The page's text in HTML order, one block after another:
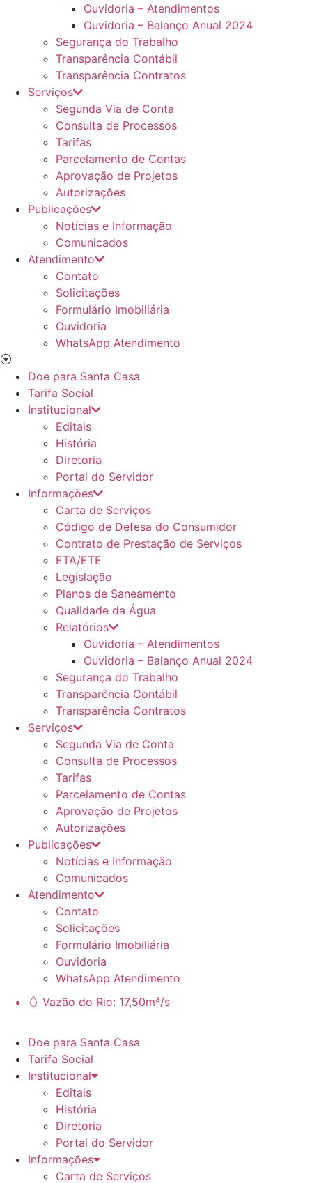
Ouvidoria – Atendimentos
Ouvidoria – Balanço Anual 2024
Segurança do Trabalho
Transparência Contábil
Transparência Contratos
Serviços
Segunda Via de Conta
Consulta de Processos
Tarifas
Parcelamento de Contas
Aprovação de Projetos
Autorizações
Publicações
Notícias e Informação
Comunicados
Atendimento
Contato
Solicitações
Formulário Imobiliária
Ouvidoria
WhatsApp Atendimento
Doe para Santa Casa
Tarifa Social
Institucional
Editais
História
Diretoria
Portal do Servidor
Informações
Carta de Serviços
Código de Defesa do Consumidor
Contrato de Prestação de Serviços
ETA/ETE
Legislação
Planos de Saneamento
Qualidade da Água
Relatórios
Ouvidoria – Atendimentos
Ouvidoria – Balanço Anual 2024
Segurança do Trabalho
Transparência Contábil
Transparência Contratos
Serviços
Segunda Via de Conta
Consulta de Processos
Tarifas
Parcelamento de Contas
Aprovação de Projetos
Autorizações
Publicações
Notícias e Informação
Comunicados
Atendimento
Contato
Solicitações
Formulário Imobiliária
Ouvidoria
WhatsApp Atendimento
Vazão do Rio: 17,50m³/s
Doe para Santa Casa
Tarifa Social
Institucional
Editais
História
Diretoria
Portal do Servidor
Informações
Carta de Serviços